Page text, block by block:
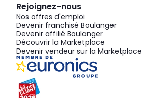
Rejoignez-nous
Nos offres d'emploi
Devenir franchisé Boulanger
Devenir affilié Boulanger
Découvrir la Marketplace
Devenir vendeur sur la Marketplace